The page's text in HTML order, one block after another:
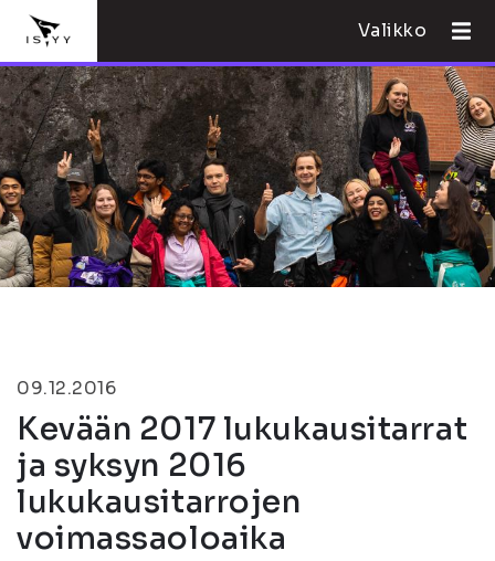
Valikko
09.12.2016
Kevään 2017 lukukausitarrat
ja syksyn 2016
lukukausitarrojen
voimassaoloaika